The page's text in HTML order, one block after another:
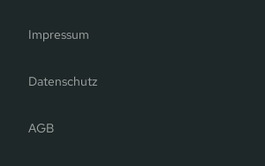
Impressum
Datenschutz
AGB